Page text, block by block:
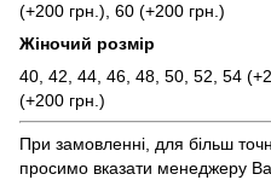
(+200 грн.), 60 (+200 грн.)
Жіночий розмір
40, 42, 44, 46, 48, 50, 52, 54
(+200 грн.)
При замовленні, для більш
просимо вказати менеджеру